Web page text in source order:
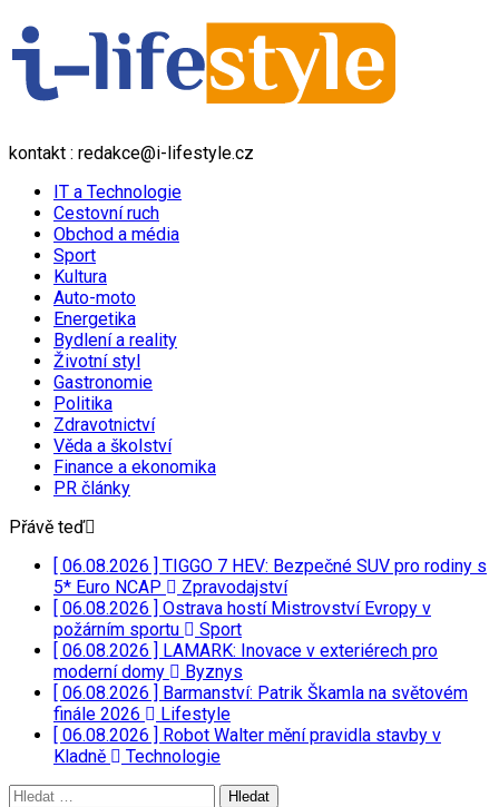
kontakt : redakce@i-lifestyle.cz
IT a Technologie
Cestovní ruch
Obchod a média
Sport
Kultura
Auto-moto
Energetika
Bydlení a reality
Životní styl
Gastronomie
Politika
Zdravotnictví
Věda a školství
Finance a ekonomika
PR články
Přávě teď
[ 06.08.2026 ] TIGGO 7 HEV: Bezpečné SUV pro rodiny s
5* Euro NCAP
Zpravodajství
[ 06.08.2026 ] Ostrava hostí Mistrovství Evropy v
požárním sportu
Sport
[ 06.08.2026 ] LAMARK: Inovace v exteriérech pro
moderní domy
Byznys
[ 06.08.2026 ] Barmanství: Patrik Škamla na světovém
finále 2026
Lifestyle
[ 06.08.2026 ] Robot Walter mění pravidla stavby v
Kladně
Technologie
Vyhledávání